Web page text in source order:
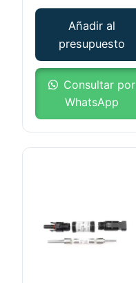
Añadir al
presupuesto
Consultar por
WhatsApp